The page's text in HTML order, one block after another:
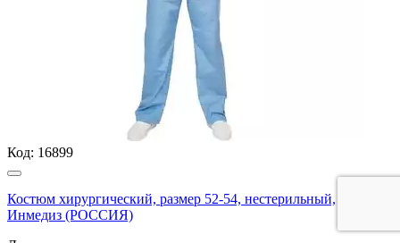
Код: 16899
Костюм хирургический, размер 52-54, нестерильный,
Инмедиз (РОССИЯ)